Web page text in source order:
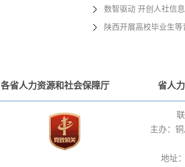
数智驱动 开创人社信
陕西开展高校毕业生
各省人力资源和社会保障厅 省人
主办：
地址